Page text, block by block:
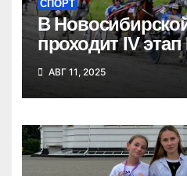
СПОРТ
В
проходит IV
Сибирского
АВГ 11, 2025